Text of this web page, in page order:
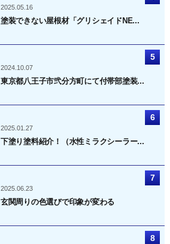
2025.05.16
塗装できない屋根材「グリシェイドNE...
2024.10.07
東京都八王子市弐分方町にて付帯部塗装...
2025.01.27
下塗り塗料紹介！（水性ミラクシーラー...
2025.06.23
玄関周りの色選びで印象が変わる